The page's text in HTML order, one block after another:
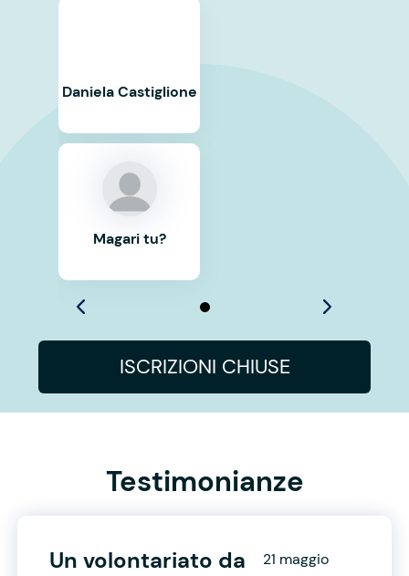
Daniela Castiglione
Magari tu?
ISCRIZIONI CHIUSE
Testimonianze
Un volontariato da
21 maggio